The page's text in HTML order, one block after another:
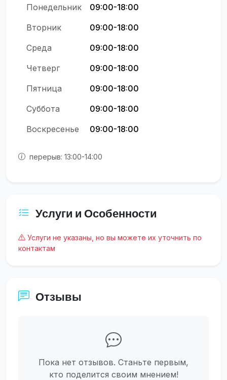
Понедельник
09:00-18:00
Вторник
09:00-18:00
Среда
09:00-18:00
Четверг
09:00-18:00
Пятница
09:00-18:00
Суббота
09:00-18:00
Воскресенье
09:00-18:00
перерыв: 13:00-14:00
Услуги и Особенности
Услуги не указаны, но вы можете их уточнить по
контактам
Отзывы
Пока нет отзывов. Станьте первым,
кто поделится своим мнением!